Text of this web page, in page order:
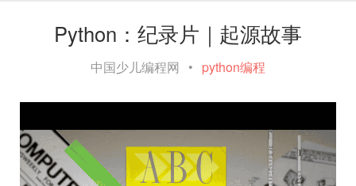
Python：纪录片｜起源故事
中国少儿编程网 • python编程